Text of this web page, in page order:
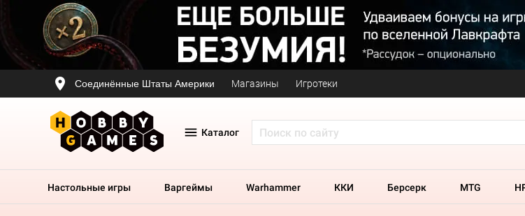
Соединённые Штаты Америки Магазины Игротеки
Каталог
Настольные игры Варгеймы Warhammer ККИ Берсерк MTG